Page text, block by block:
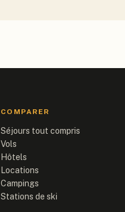
COMPARER
Séjours tout compris
Vols
Hôtels
Locations
Campings
Stations de ski